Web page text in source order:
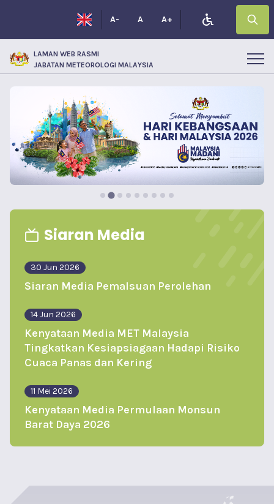
LAMAN WEB RASMI
JABATAN METEOROLOGI MALAYSIA
A- A A+
Siaran Media
30 Jun 2026
Siaran Media Pemalsuan Perolehan
14 Jun 2026
Kenyataan Media MET Malaysia
Tingkatkan Kesiapsiagaan Hadapi Risiko
Cuaca Panas dan Kering
11 Mei 2026
Kenyataan Media Permulaan Monsun
Barat Daya 2026